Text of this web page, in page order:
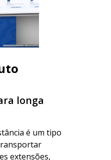
longa
é um tipo
extensões,